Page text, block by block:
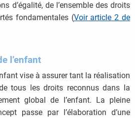
d’égalité, de l’ensemble des droits
fondamentales (Voir article 2 de
l’enfant
vise à assurer tant la réalisation
tous les droits reconnus dans la
global de l’enfant. La pleine
passe par l’élaboration d’une